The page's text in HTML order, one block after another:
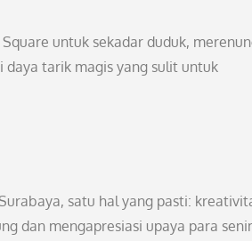
untuk sekadar duduk,
tarik magis yang sulit untuk
satu hal yang pasti:
dan mengapresiasi upaya para